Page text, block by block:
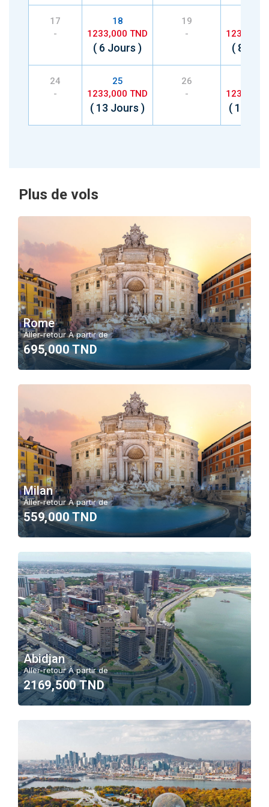
17
-
18
1233,000 TND
( 6 Jours )
19
-
1233,000
( 8
24
-
25
1233,000 TND
( 13 Jours )
26
-
1233,000
( 11
Plus de vols
Rome
Aller-retour À partir de
695,000 TND
Milan
Aller-retour À partir de
559,000 TND
Abidjan
Aller-retour À partir de
2169,500 TND